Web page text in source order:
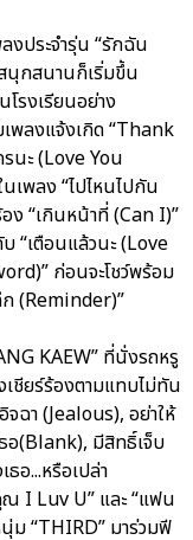
ประจำรุ่น “รักฉัน
สนุกสนานก็เริ่มขึ้น
รงเรียนอย่าง
เพลงแจ้งเกิด “Thank
นะ (Love You
เพลง “ไปไหนไปกัน
ง “เกินหน้าที่ (Can I)”
“เตือนแล้วนะ (Love
ก่อนจะโชว์พร้อม
(Reminder)”
KAEW” ที่นั่งรถหรู
ชียร์ร้องตามแทบไม่ทัน
ฉา (Jealous), อย่าให้
อ(Blank), มีสิทธิ์เจ็บ
อ...หรือเปล่า
I Luv U” และ “แฟน
ม “THIRD” มาร่วมฟี